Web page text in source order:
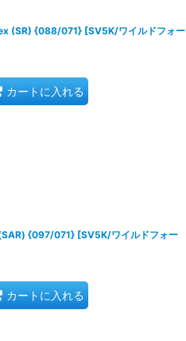
ex (SR) {088/071} [SV5K/ワイルドフォー
カートに入れる
(SAR) {097/071} [SV5K/ワイルドフォー
カートに入れる